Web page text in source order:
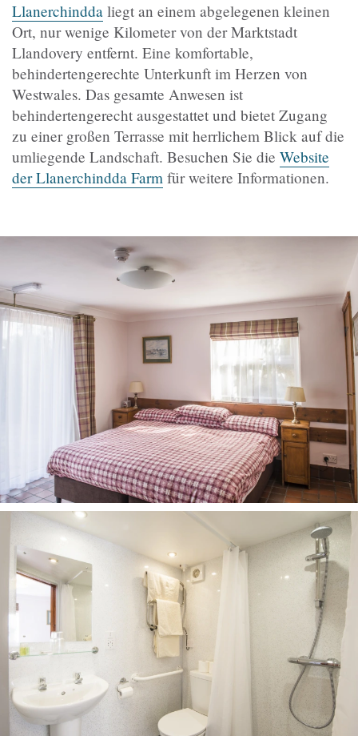
Llanerchindda liegt an einem abgelegenen kleinen
Ort, nur wenige Kilometer von der Marktstadt
Llandovery entfernt. Eine komfortable,
behindertengerechte Unterkunft im Herzen von
Westwales. Das gesamte Anwesen ist
behindertengerecht ausgestattet und bietet Zugang
zu einer großen Terrasse mit herrlichem Blick auf die
umliegende Landschaft. Besuchen Sie die Website
der Llanerchindda Farm für weitere Informationen.